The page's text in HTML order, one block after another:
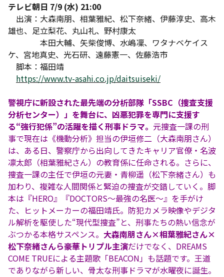
テレビ朝日 7/9 (水) 21:00
出演：大森南朋、相葉雅紀、松下奈緒、伊藤淳史、高木
雄也、足立梨花、丸山礼、野村康太
本田大輔、矢柴俊博、水嶋凜、ワタナベケイス
ケ、宮地真史、光石研、遠藤憲一、佐藤浩市
脚本：福田靖
https://www.tv-asahi.co.jp/daitsuiseki/
警視庁に新設された最先端の分析部隊「SSBC（捜査支援
分析センター）」を舞台に、凶悪犯罪を専門に支援す
る“強行犯係”の活躍を描く刑事ドラマ。 元捜査一課の刑
事で現在は《機動分析》担当の伊垣修二（大森南朋さん）
は、ある日、警察庁から出向してきたキャリア官僚・名波
凛太郎（相葉雅紀さん）の教育係に任命される。さらに、
捜査一課の主任で伊垣の元妻・青柳遥（松下奈緒さん）も
加わり、複雑な人間関係と緊迫の捜査が交錯していく。脚
本は『HERO』『DOCTORS〜最強の名医〜』を手がけ
た、ヒットメーカーの福田靖氏。防犯カメラ映像やデジタ
ル解析を駆使した“現代型捜査”と、刑事たちの熱い信念が
ぶつかる本格サスペンス。 大森南朋さん×相葉雅紀さん×
松下奈緒さんら豪華トリプル主演だけでなく、DREAMS
COME TRUEによる主題歌「BEACON」も話題です。王道
でありながら新しい、骨太な刑事ドラマが水曜夜に誕生。